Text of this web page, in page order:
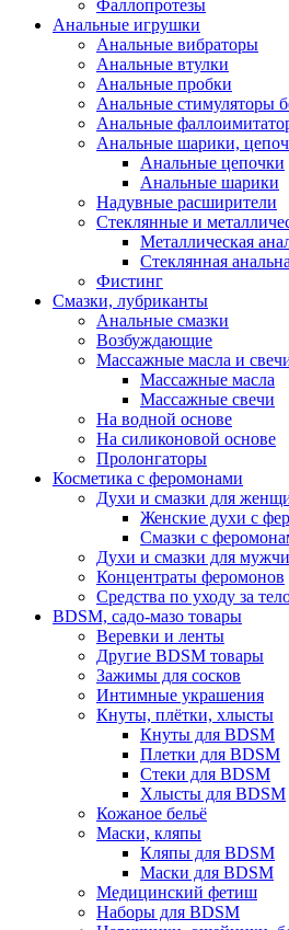
Фаллопротезы
Анальные игрушки
Анальные вибраторы
Анальные втулки
Анальные пробки
Анальные стимуляторы
Анальные
Анальные шарики,
Анальные цепочки
Анальные шарики
Надувные расширители
Стеклянные и
Металлическая
Стеклянная
Фистинг
Смазки, лубриканты
Анальные смазки
Возбуждающие
Массажные масла и
Массажные масла
Массажные свечи
На водной основе
На силиконовой основе
Пролонгаторы
Косметика с феромонами
Духи и смазки для
Женские духи с
Смазки с
Духи и смазки для
Концентраты феромонов
Средства по уходу за
BDSM, садо-мазо товары
Веревки и ленты
Другие BDSM товары
Зажимы для сосков
Интимные украшения
Кнуты, плётки, хлысты
Кнуты для BDSM
Плетки для BDSM
Стеки для BDSM
Хлысты для BDSM
Кожаное бельё
Маски, кляпы
Кляпы для BDSM
Маски для BDSM
Медицинский фетиш
Наборы для BDSM